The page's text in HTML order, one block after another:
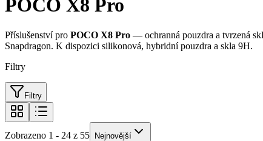
POCO X8 Pro
Příslušenství pro POCO X8 Pro — ochranná pouzdra a tvrzená
Snapdragon. K dispozici silikonová, hybridní pouzdra a skla 9H.
Filtry
Filtry
Zobrazeno 1 - 24 z 55 Nejnovější